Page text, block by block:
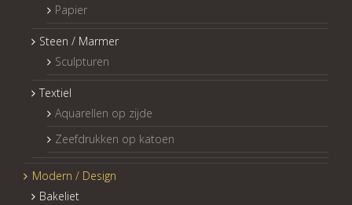
Papier
Steen / Marmer
Sculpturen
Textiel
Aquarellen op zijde
Zeefdrukken op katoen
Modern / Design
Bakeliet